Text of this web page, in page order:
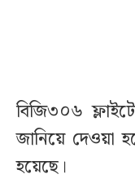
বিজি৩০৬
জানিয়ে দেওয়া
হয়েছে।